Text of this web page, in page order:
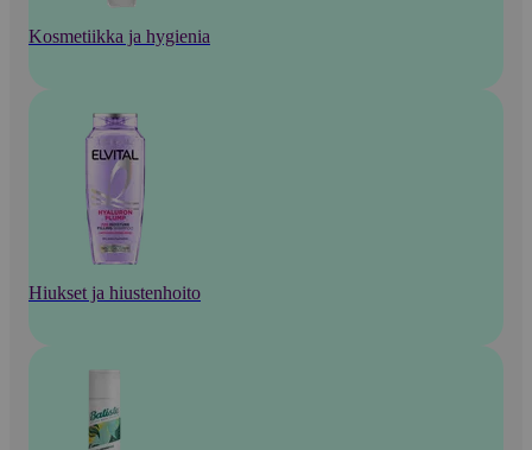
Kosmetiikka ja hygienia
Hiukset ja hiustenhoito